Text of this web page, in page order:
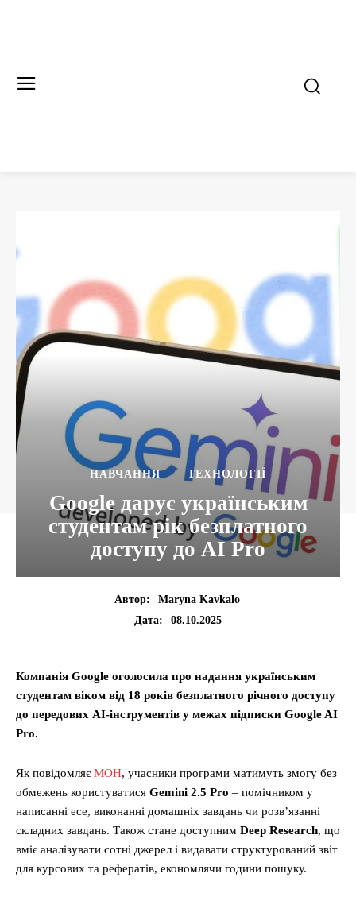
НАВЧАННЯ ТЕХНОЛОГІЇ
Google дарує українським
студентам рік безплатного
доступу до AI Pro
Автор:
Maryna Kavkalo
Дата:
08.10.2025
Компанія Google оголосила про надання українським
студентам віком від 18 років безплатного річного доступу
до передових AI-інструментів у межах підписки Google AI
Pro.
Як повідомляєМОН, учасники програми матимуть змогу без
обмежень користуватися Gemini 2.5 Pro – помічником у
написанні есе, виконанні домашніх завдань чи розв’язанні
складних завдань. Також стане доступним Deep Research, що
вміє аналізувати сотні джерел і видавати структурований звіт
для курсових та рефератів, економлячи години пошуку.